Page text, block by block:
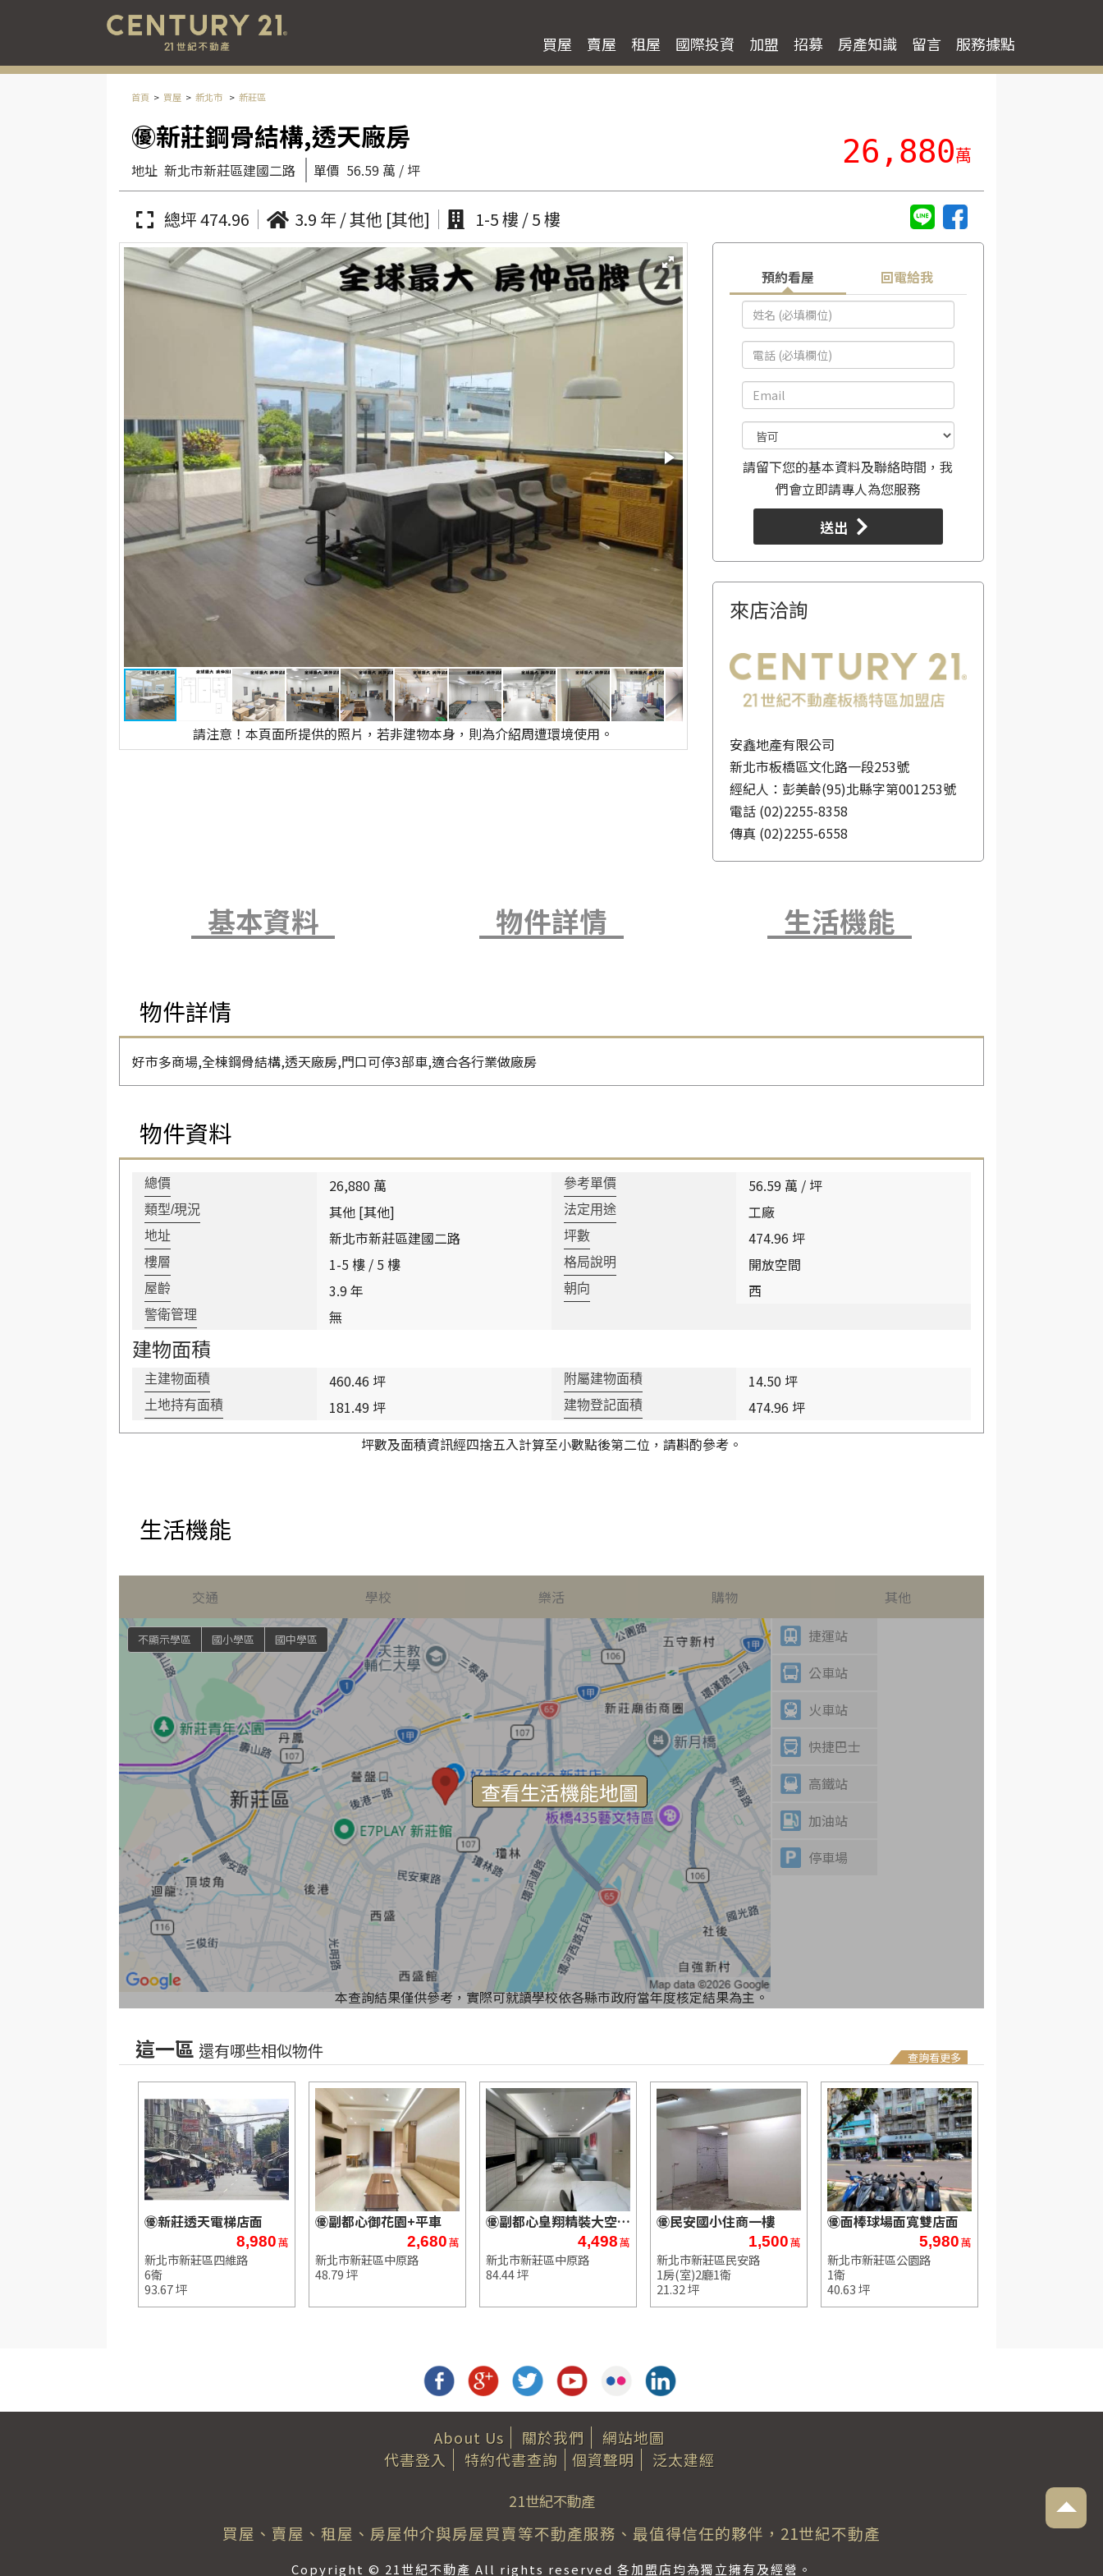
買屋 賣屋 租屋 國際投資 加盟 招募 房產知識 留言 服務據點
首頁 買屋 新北市 新莊區
㊝新莊鋼骨結構,透天廠房
地址 新北市新莊區建國二路 單價 56.59 萬 / 坪 26,880萬
總坪 474.96 3.9 年 / 其他 [其他] 1-5 樓 / 5 樓
請注意！本頁面所提供的照片，若非建物本身，則為介紹周遭環境使用。
預約看屋 回電給我
請留下您的基本資料及聯絡時間，我
們會立即請專人為您服務
送出
來店洽詢
安鑫地產有限公司
新北市板橋區文化路一段253號
經紀人：彭美齡(95)北縣字第001253號
電話(02)2255-8358
傳真(02)2255-6558
基本資料 物件詳情 生活機能
物件詳情
好市多商場,全棟鋼骨結構,透天廠房,門口可停3部車,適合各行業做廠房
物件資料
總價 26,880 萬 參考單價 56.59 萬 / 坪
類型/現況 其他 [其他] 法定用途 工廠
地址 新北市新莊區建國二路 坪數 474.96 坪
樓層 1-5 樓 / 5 樓 格局說明 開放空間
屋齡 3.9 年 朝向 西
警衛管理 無
建物面積
主建物面積 460.46 坪 附屬建物面積 14.50 坪
土地持有面積 181.49 坪 建物登記面積
474.96 坪
坪數及面積資訊經四捨五入計算至小數點後第二位，請斟酌參考。
生活機能
查看生活機能地圖
交通 學校 樂活 購物 其他
不顯示學區 國小學區 國中學區
捷運站
公車站
火車站
快捷巴士
高鐵站
加油站
停車場
本查詢結果僅供參考，實際可就讀學校依各縣市政府當年度核定結果為主。
查詢看更多
這一區 還有哪些相似物件
㊝新莊透天電梯店面
8,980萬
新北市新莊區四維路
6衛
93.67 坪
㊝副都心御花園+平車
2,680萬
新北市新莊區中原路
48.79 坪
㊝副都心皇翔精裝大空間+雙車
4,498萬
新北市新莊區中原路
84.44 坪
㊝民安國小住商一樓
1,500萬
新北市新莊區民安路
1房(室)2廳1衛
21.32 坪
㊝面棒球場面寬雙店面
5,980萬
新北市新莊區公園路
1衛
40.63 坪
About Us 關於我們
網站地圖
代書登入
特約代書查詢 個資聲明 泛太建經
21世紀不動產
買屋、賣屋、租屋、房屋仲介與房屋買賣等不動產服務、最值得信任的夥伴，21世紀不動產
Copyright © 21世紀不動產 All rights reserved 各加盟店均為獨立擁有及經營。